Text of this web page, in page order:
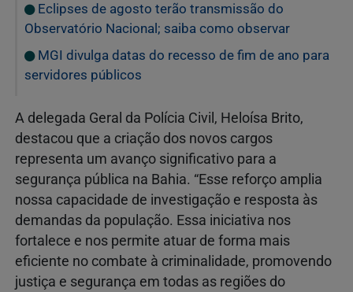
Eclipses de agosto terão transmissão do
Observatório Nacional; saiba como observar
MGI divulga datas do recesso de fim de ano para
servidores públicos
A delegada Geral da Polícia Civil, Heloísa Brito,
destacou que a criação dos novos cargos
representa um avanço significativo para a
segurança pública na Bahia. “Esse reforço amplia
nossa capacidade de investigação e resposta às
demandas da população. Essa iniciativa nos
fortalece e nos permite atuar de forma mais
eficiente no combate à criminalidade, promovendo
justiça e segurança em todas as regiões do